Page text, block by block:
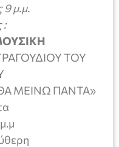
9 μ.μ.
:
ΤΟΥ
ΜΕΙΝΩ ΠΑΝΤΑ»